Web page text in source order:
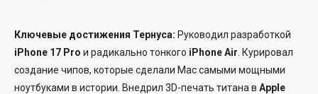
Ключевые достижения Тернуса: Руководил разработкой
iPhone 17 Pro и радикально тонкого iPhone Air . Курировал
создание чипов, которые сделали Mac самыми мощными
ноутбуками в истории. Внедрил 3D-печать титана в Apple